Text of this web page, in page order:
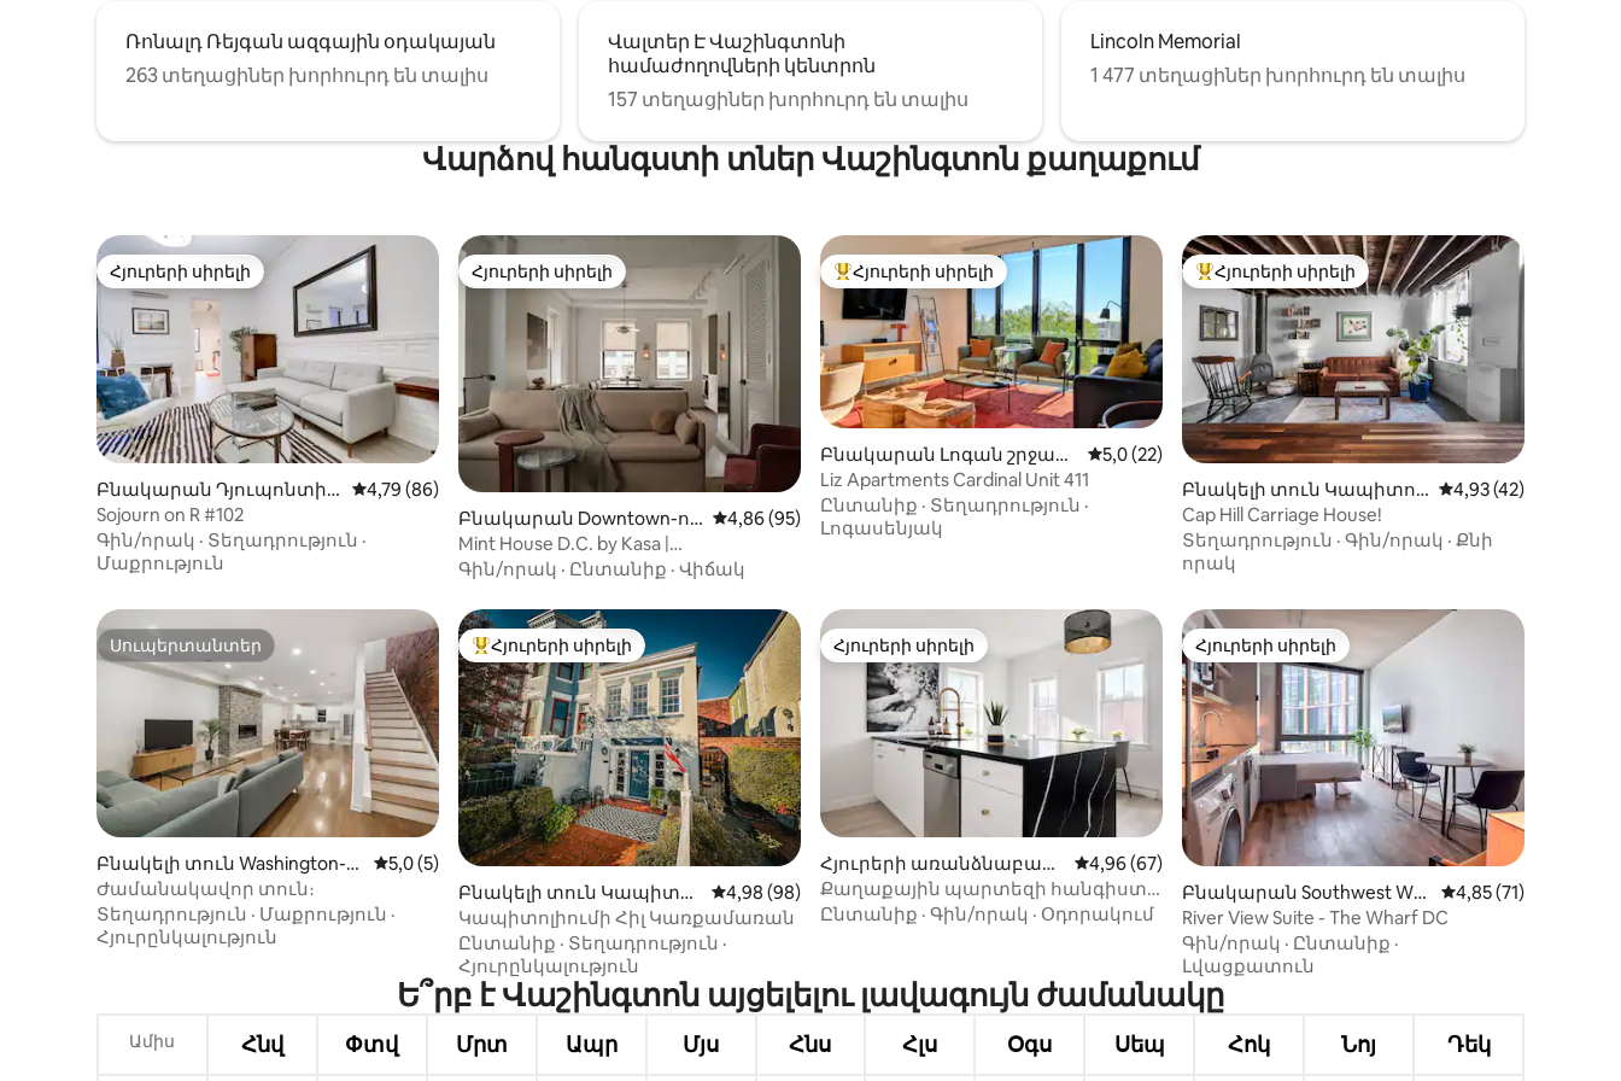
Ռոնալդ Ռեյգան ազգային օդակայան
263 տեղացիներ խորհուրդ են տալիս
Վալտեր Է Վաշինգտոնի
համաժողովների կենտրոն
157 տեղացիներ խորհուրդ են տալիս
Lincoln Memorial
1 477 տեղացիներ խորհուրդ են տալիս
Վարձով հանգստի տներ Վաշինգտոն քաղաքում
Հյուրերի սիրելի
Հյուրերի սիրելի
Բնակարան Դյուպոնտի շ
րջան-ում
Միջին վարկանիշը՝ 5-ից 4,79, 86 կարծիք
4,79 (86)
Sojourn on R #102
Գին/որակ · Տեղադրություն ·
Մաքրություն
Հյուրերի սիրելի
Հյուրերի սիրելի
Բնակարան Downtown-ու
մ
Միջին վարկանիշը՝ 5-ից 4,86, 95 կարծիք
4,86 (95)
Mint House D.C. by Kasa |
1 ննջասենյակ, 150–179 սմ
Գին/որակ · Ընտանիք · Վիճակ
Հյուրերի սիրելի լավագույն տները
Հյուրերի սիրելի
Բնակարան Լոգան շրջան-
ում
Միջին վարկանիշը՝ 5-ից 5,0, 22 կարծիք
5,0 (22)
Liz Apartments Cardinal Unit 411
Ընտանիք · Տեղադրություն ·
Լոգասենյակ
Հյուրերի սիրելի լավագույն տները
Հյուրերի սիրելի
Բնակելի տուն Կապիտոլ
ի բլուր-ում
Միջին
4,93 (42)
Cap Hill Carriage House!
Տեղադրություն · Գին/որակ · Քնի
որակ
Սուպերտանտեր
Սուպերտանտեր
Բնակելի տուն Washington-ո
ւմ
Միջին վարկանիշը՝ 5-ից 5,0, 5 կարծիք
5,0 (5)
Ժամանակավոր տուն։
Տեղադրություն · Մաքրություն ·
Հյուրընկալություն
Հյուրերի սիրելի լավագույն տները
Հյուրերի սիրելի
Բնակելի տուն Կապիտոլ
ի բլուր-ում
Միջին վարկանիշը՝ 5-ից 4,98, 98 կարծիք
4,98 (98)
Կապիտոլիումի Հիլ Կառքամառան
Ընտանիք · Տեղադրություն ·
Հյուրընկալություն
Հյուրերի սիրելի
Հյուրերի սիրելի
Հյուրերի առանձնաբաժ
ին Կապիտոլի բլուր-ում
Միջին վարկանիշը՝ 5-ից 4,96, 67 կարծիք
4,96 (67)
Քաղաքային պարտեզի հանգիստ |
ՆՈՐ | Հիասքանչ
Ընտանիք · Գին/որակ · Օդորակում
Հյուրերի սիրելի
Հյուրերի սիրելի
Բնակարան Southwest Was
hington-ում
Միջին
4,85 (71)
River View Suite - The Wharf DC
Գին/որակ · Ընտանիք ·
Լվացքատուն
Ե՞րբ է Վաշինգտոն այցելելու լավագույն ժամանակը
Ամիս Հնվ Փտվ Մրտ Ապր Մյս Հնս Հլս Օգս Սեպ Հոկ Նոյ Դեկ